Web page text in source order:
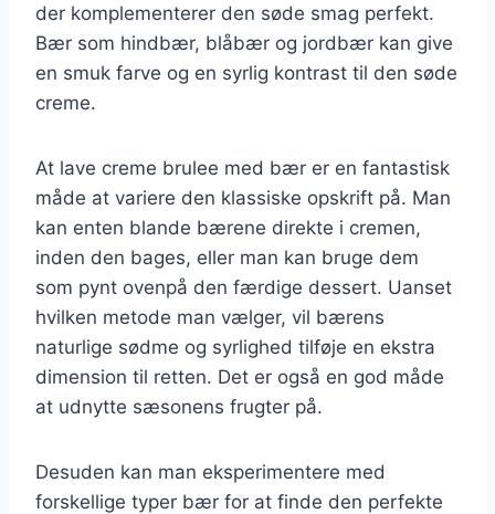
der komplementerer den søde smag perfekt.
Bær som hindbær, blåbær og jordbær kan give
en smuk farve og en syrlig kontrast til den søde
creme.
At lave creme brulee med bær er en fantastisk
måde at variere den klassiske opskrift på. Man
kan enten blande bærene direkte i cremen,
inden den bages, eller man kan bruge dem
som pynt ovenpå den færdige dessert. Uanset
hvilken metode man vælger, vil bærens
naturlige sødme og syrlighed tilføje en ekstra
dimension til retten. Det er også en god måde
at udnytte sæsonens frugter på.
Desuden kan man eksperimentere med
forskellige typer bær for at finde den perfekte